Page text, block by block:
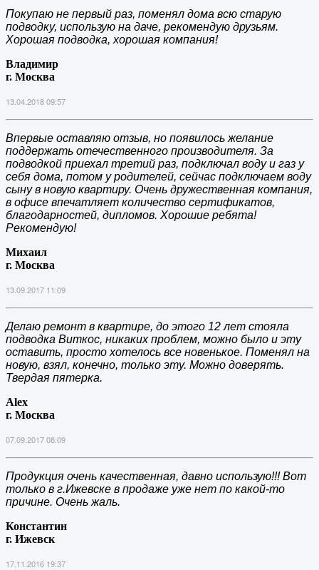
Покупаю не первый раз, поменял дома всю старую
подводку, использую на даче, рекомендую друзьям.
Хорошая подводка, хорошая компания!
Владимир
г. Москва
13.04.2018 09:57
Впервые оставляю отзыв, но появилось желание
поддержать отечественного производителя. За
подводкой приехал третий раз, подключал воду и газ у
себя дома, потом у родителей, сейчас подключаем воду
сыну в новую квартиру. Очень дружественная компания,
в офисе впечатляет количество сертификатов,
благодарностей, дипломов. Хорошие ребята!
Рекомендую!
Михаил
г. Москва
13.09.2017 11:09
Делаю ремонт в квартире, до этого 12 лет стояла
подводка Виткос, никаких проблем, можно было и эту
оставить, просто хотелось все новенькое. Поменял на
новую, взял, конечно, только эту. Можно доверять.
Твердая пятерка.
Alex
г. Москва
07.09.2017 08:09
Продукция очень качественная, давно использую!!! Вот
только в г.Ижевске в продаже уже нет по какой-то
причине. Очень жаль.
Константин
г. Ижевск
17.11.2016 19:37